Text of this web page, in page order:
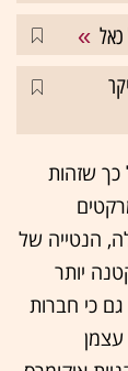
שזהות
הנטייה של
יותר
כי חברות
עצמן